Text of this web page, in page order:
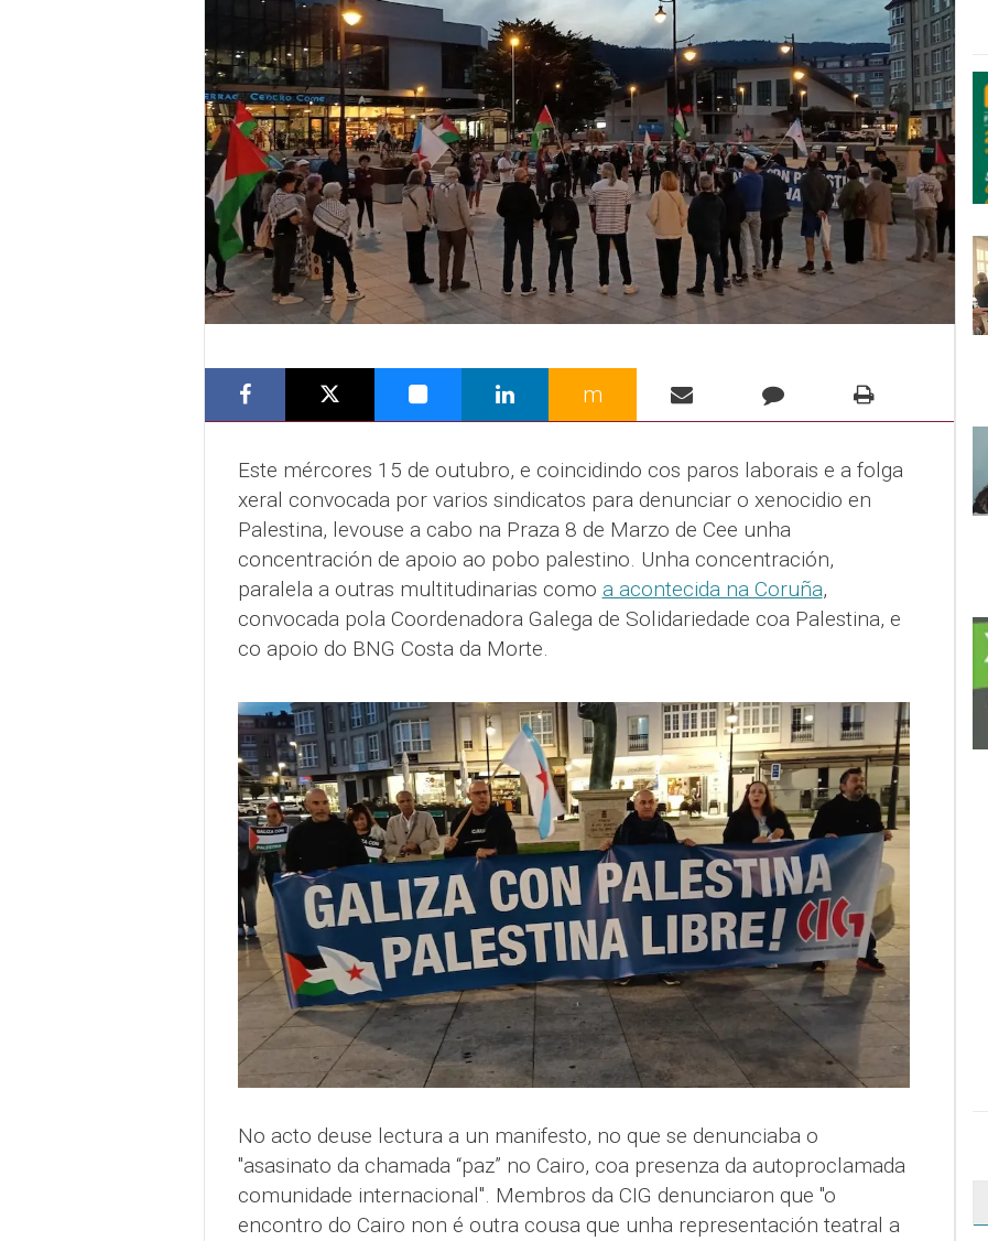
m
Este mércores 15 de outubro, e coincidindo cos paros laborais e a folga
xeral convocada por varios sindicatos para denunciar o xenocidio en
Palestina, levouse a cabo na Praza 8 de Marzo de Cee unha
concentración de apoio ao pobo palestino. Unha concentración,
paralela a outras multitudinarias como a acontecida na Coruña,
convocada pola Coordenadora Galega de Solidariedade coa Palestina, e
co apoio do BNG Costa da Morte.
No acto deuse lectura a un manifesto, no que se denunciaba o
"asasinato da chamada “paz” no Cairo, coa presenza da autoproclamada
comunidade internacional". Membros da CIG denunciaron que "o
encontro do Cairo non é outra cousa que unha representación teatral a